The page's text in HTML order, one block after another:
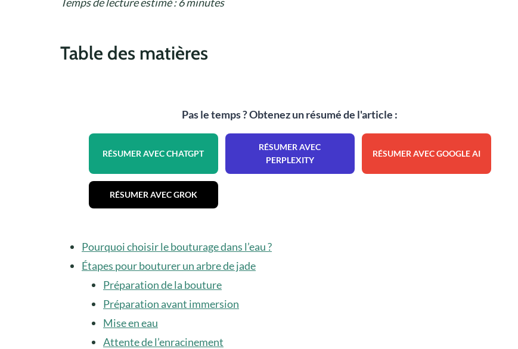
Table des matières
Pas le temps ? Obtenez un résumé de l'article :
RÉSUMER AVEC CHATGPT
RÉSUMER AVEC
PERPLEXITY
RÉSUMER AVEC GOOGLE AI
RÉSUMER AVEC GROK
Pourquoi choisir le bouturage dans l’eau ?
Étapes pour bouturer un arbre de jade
Préparation de la bouture
Préparation avant immersion
Mise en eau
Attente de l’enracinement